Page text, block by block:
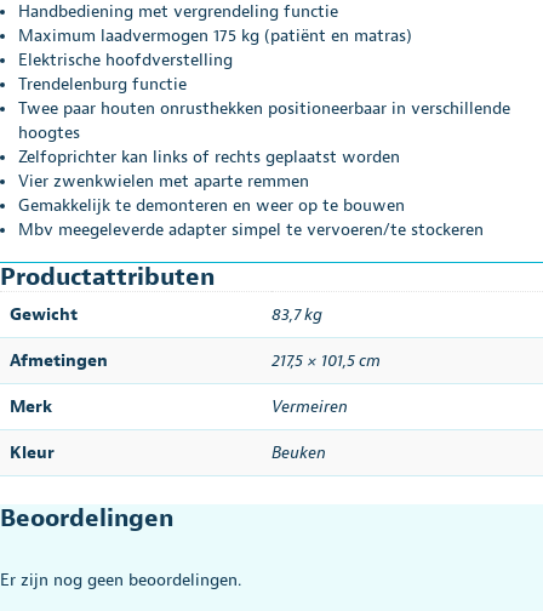
Handbediening met vergrendeling functie
Maximum laadvermogen 175 kg (patiënt en matras)
Elektrische hoofdverstelling
Trendelenburg functie
Twee paar houten onrusthekken positioneerbaar in verschillende
hoogtes
Zelfoprichter kan links of rechts geplaatst worden
Vier zwenkwielen met aparte remmen
Gemakkelijk te demonteren en weer op te bouwen
Mbv meegeleverde adapter simpel te vervoeren/te stockeren
Productattributen
Gewicht 83,7 kg
Afmetingen 217,5 × 101,5 cm
Merk Vermeiren
Kleur Beuken
Beoordelingen
Er zijn nog geen beoordelingen.